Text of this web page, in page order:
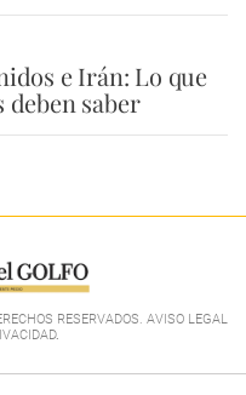
e Irán: Lo que
saber
RESERVADOS. AVISO LEGAL
.